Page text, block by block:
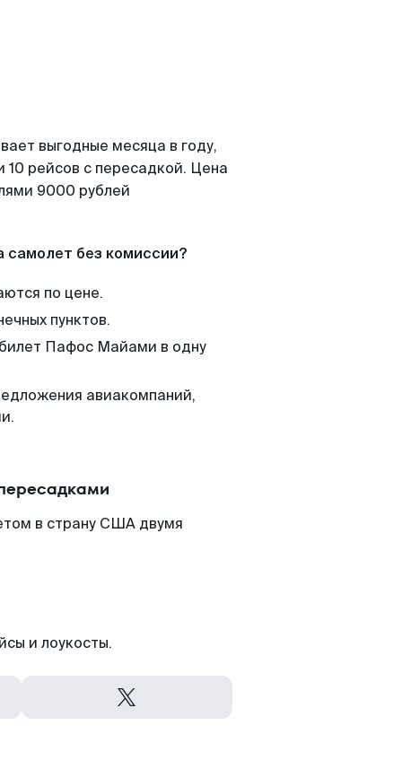
выгодные месяца в году,
рейсов с пересадкой. Цена
9000 рублей
самолет без комиссии?
по цене.
пунктов.
Пафос Майами в одну
авиакомпаний,
в страну США двумя
и лоукосты.